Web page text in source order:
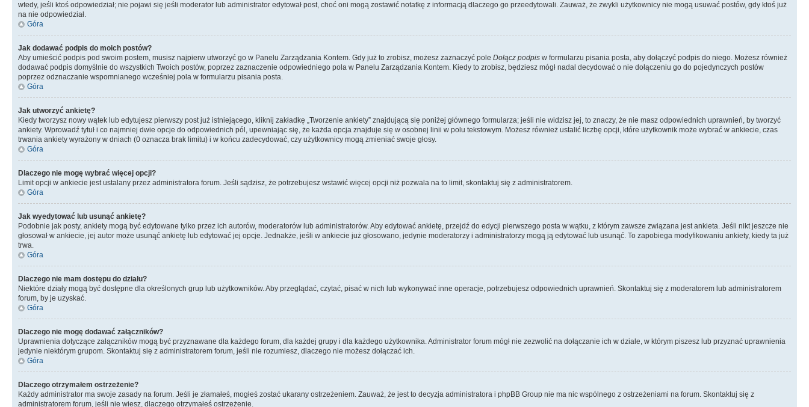
wtedy, jeśli ktoś odpowiedział; nie pojawi się jeśli moderator lub administrator edytował post, choć oni mogą zostawić notatkę z informacją dlaczego go przeedytowali. Zauważ, że zwykli użytkownicy nie mogą usuwać postów, gdy ktoś już
na nie odpowiedział.
Góra
Jak dodawać podpis do moich postów?
Aby umieścić podpis pod swoim postem, musisz najpierw utworzyć go w Panelu Zarządzania Kontem. Gdy już to zrobisz, możesz zaznaczyć pole Dołącz podpis w formularzu pisania posta, aby dołączyć podpis do niego. Możesz również
dodawać podpis domyślnie do wszystkich Twoich postów, poprzez zaznaczenie odpowiedniego pola w Panelu Zarządzania Kontem. Kiedy to zrobisz, będziesz mógł nadal decydować o nie dołączeniu go do pojedynczych postów
poprzez odznaczanie wspomnianego wcześniej pola w formularzu pisania posta.
Góra
Jak utworzyć ankietę?
Kiedy tworzysz nowy wątek lub edytujesz pierwszy post już istniejącego, kliknij zakładkę „Tworzenie ankiety” znajdującą się poniżej głównego formularza; jeśli nie widzisz jej, to znaczy, że nie masz odpowiednich uprawnień, by tworzyć
ankiety. Wprowadź tytuł i co najmniej dwie opcje do odpowiednich pól, upewniając się, że każda opcja znajduje się w osobnej linii w polu tekstowym. Możesz również ustalić liczbę opcji, które użytkownik może wybrać w ankiecie, czas
trwania ankiety wyrażony w dniach (0 oznacza brak limitu) i w końcu zadecydować, czy użytkownicy mogą zmieniać swoje głosy.
Góra
Dlaczego nie mogę wybrać więcej opcji?
Limit opcji w ankiecie jest ustalany przez administratora forum. Jeśli sądzisz, że potrzebujesz wstawić więcej opcji niż pozwala na to limit, skontaktuj się z administratorem.
Góra
Jak wyedytować lub usunąć ankietę?
Podobnie jak posty, ankiety mogą być edytowane tylko przez ich autorów, moderatorów lub administratorów. Aby edytować ankietę, przejdź do edycji pierwszego posta w wątku, z którym zawsze związana jest ankieta. Jeśli nikt jeszcze nie
głosował w ankiecie, jej autor może usunąć ankietę lub edytować jej opcje. Jednakże, jeśli w ankiecie już głosowano, jedynie moderatorzy i administratorzy mogą ją edytować lub usunąć. To zapobiega modyfikowaniu ankiety, kiedy ta już
trwa.
Góra
Dlaczego nie mam dostępu do działu?
Niektóre działy mogą być dostępne dla określonych grup lub użytkowników. Aby przeglądać, czytać, pisać w nich lub wykonywać inne operacje, potrzebujesz odpowiednich uprawnień. Skontaktuj się z moderatorem lub administratorem
forum, by je uzyskać.
Góra
Dlaczego nie mogę dodawać załączników?
Uprawnienia dotyczące załączników mogą być przyznawane dla każdego forum, dla każdej grupy i dla każdego użytkownika. Administrator forum mógł nie zezwolić na dołączanie ich w dziale, w którym piszesz lub przyznać uprawnienia
jedynie niektórym grupom. Skontaktuj się z administratorem forum, jeśli nie rozumiesz, dlaczego nie możesz dołączać ich.
Góra
Dlaczego otrzymałem ostrzeżenie?
Każdy administrator ma swoje zasady na forum. Jeśli je złamałeś, mogłeś zostać ukarany ostrzeżeniem. Zauważ, że jest to decyzja administratora i phpBB Group nie ma nic wspólnego z ostrzeżeniami na forum. Skontaktuj się z
administratorem forum, jeśli nie wiesz, dlaczego otrzymałeś ostrzeżenie.